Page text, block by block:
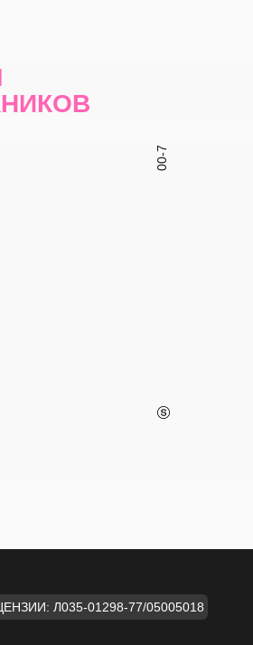
00-7
Л035-01298-77/05005018